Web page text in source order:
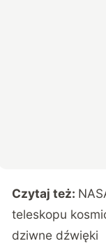
Czytaj też:
teleskopu
dziwne dźwięki